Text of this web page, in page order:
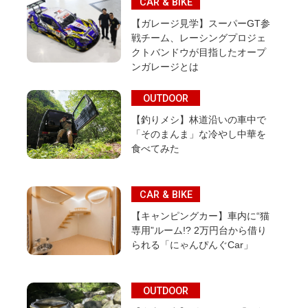
【ガレージ見学】スーパーGT参
戦チーム、レーシングプロジェ
クトバンドウが目指したオープ
ンガレージとは
OUTDOOR
【釣りメシ】林道沿いの車中で
「そのまんま」な冷やし中華を
食べてみた
CAR & BIKE
【キャンピングカー】車内に“猫
専用”ルーム!? 2万円台から借り
られる「にゃんぴんぐCar」
OUTDOOR